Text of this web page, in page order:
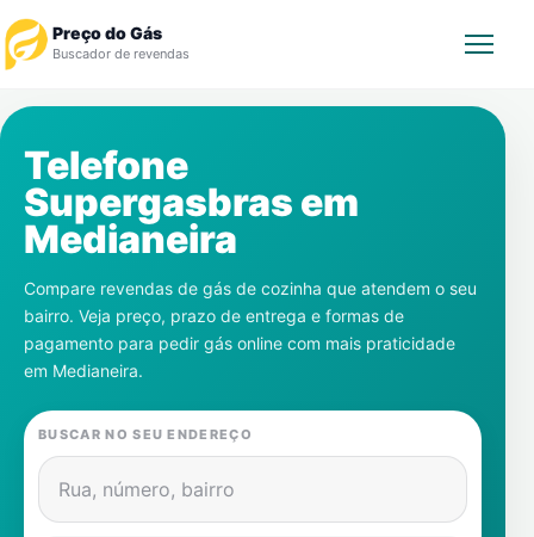
Preço do Gás
Buscador de revendas
Revendedor
Notícias
Cadastre-se
Gás
Contatos
Telefone
Supergasbras em
Medianeira
Compare revendas de gás de cozinha que atendem o seu
bairro. Veja preço, prazo de entrega e formas de
pagamento para pedir gás online com mais praticidade
em Medianeira.
BUSCAR NO SEU ENDEREÇO
Rua, número, bairro